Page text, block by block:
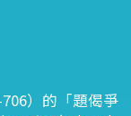
）的「題偈爭